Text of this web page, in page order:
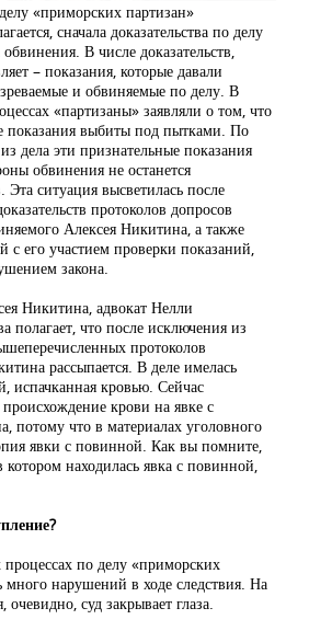
«приморских партизан»
сначала доказательства по делу
обвинения. В числе доказательств,
– показания, которые давали
и обвиняемые по делу. В
«партизаны» заявляли о том, что
показания выбиты под пытками. По
дела эти признательные показания
обвинения не останется
Эта ситуация высветилась после
протоколов допросов
Алексея Никитина, а также
с его участием проверки показаний,
закона.
Никитина, адвокат Нелли
полагает, что после исключения из
протоколов
рассыпается. В деле имелась
испачканная кровью. Сейчас
крови на явке с
что в материалах уголовного
явки с повинной. Как вы помните,
котором находилась явка с повинной,
по делу «приморских
много нарушений в ходе следствия. На
суд закрывает глаза.